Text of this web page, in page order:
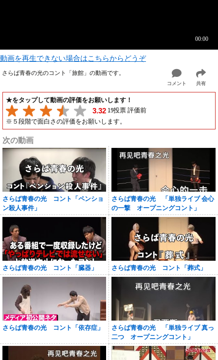
動画を再生できない場合はこちらからどうぞ
さらば青春の光のコント「旅館」の動画です。
コメント 共有
★をタップして動画の評価をお願いします！
3.32 19投票 評価前
※５段階で面白さの評価をお願いします。
次の動画
さらば青春の光 コント「ペンショ
ン殺人事件」
さらば青春の光 「単独ライブ 会心
の一撃 オープニングコント」
さらば青春の光 コント「臓器」 さらば青春の光 コント「葬式」
さらば青春の光 コント「依存症」
さらば青春の光 「単独ライブ 真っ
二つ オープニングコント」